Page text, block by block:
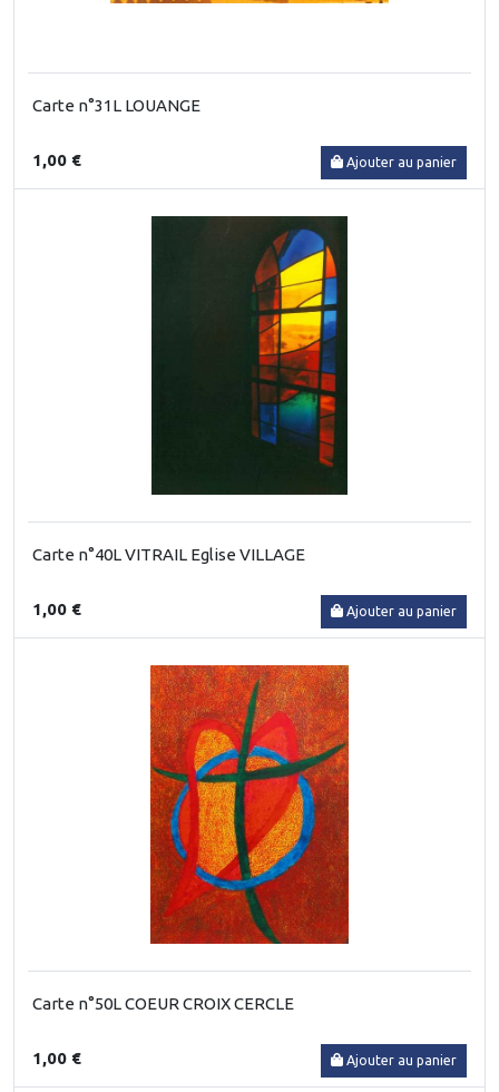
Carte n°31L LOUANGE
1,00 € Ajouter au panier
Carte n°40L VITRAIL Eglise VILLAGE
1,00 € Ajouter au panier
Carte n°50L COEUR CROIX CERCLE
1,00 € Ajouter au panier